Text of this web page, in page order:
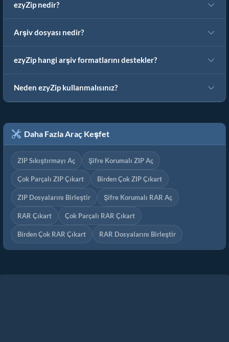
ezyZip nedir?
Arşiv dosyası nedir?
ezyZip hangi arşiv formatlarını destekler?
Neden ezyZip kullanmalısınız?
Daha Fazla Araç Keşfet
ZIP Sıkıştırmayı Aç Şifre Korumalı ZIP Aç
Çok Parçalı ZIP Çıkart Birden Çok ZIP Çıkart
ZIP Dosyalarını Birleştir Şifre Korumalı RAR Aç
RAR Çıkart Çok Parçalı RAR Çıkart
Birden Çok RAR Çıkart RAR Dosyalarını Birleştir